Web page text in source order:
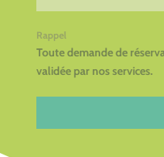
Rappel
Toute demande de
validée par nos services.